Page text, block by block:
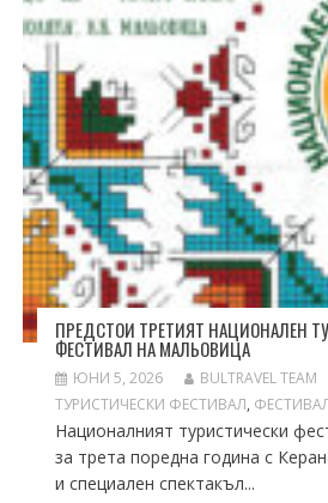
ПРЕДСТОИ ТРЕТИЯТ НАЦИОНАЛЕН
ФЕСТИВАЛ НА МАЛЬОВИЦА
ЮНИ 5, 2026 BULTRAVEL TEAM
ТУРИСТИЧЕСКИ ФЕСТИВАЛ,
Националният туристически
за трета поредна година с
и специален спектакъл...